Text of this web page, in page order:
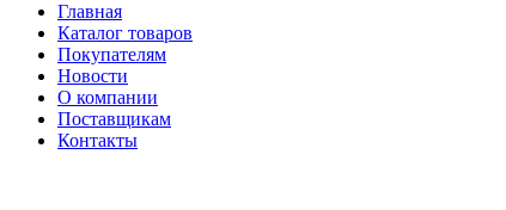
Главная
Каталог товаров
Покупателям
Новости
О компании
Поставщикам
Контакты